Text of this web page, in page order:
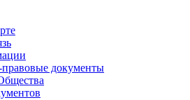
документы